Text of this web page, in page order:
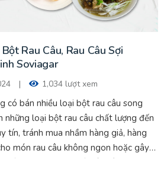
Rau Câu, Rau Câu Sợi
Soviagar
| 1,034 lượt xem
có bán nhiều loại bột rau câu song
những loại bột rau câu chất lượng đến
tín, tránh mua nhầm hàng giả, hàng
món rau câu không ngon hoặc gây
toàn cho sức khỏe và yên tâm sử